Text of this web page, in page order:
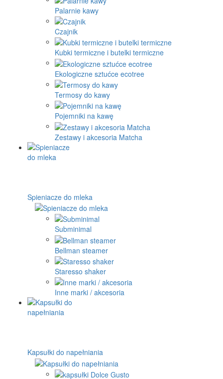
Palarnie kawy
Czajnik
Kubki termiczne i butelki termiczne
Ekologiczne sztućce ecotree
Termosy do kawy
Pojemniki na kawę
Zestawy i akcesoria Matcha
Spieniacze do mleka
Subminimal
Bellman steamer
Staresso shaker
Inne marki / akcesoria
Kapsułki do napełniania